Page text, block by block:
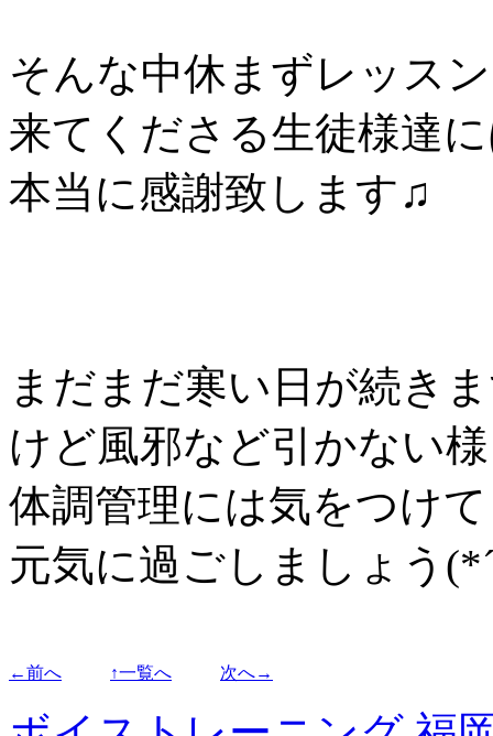
そんな中休まずレッス
来てくださる生徒様達
本当に感謝致します♫
まだまだ寒い日が続き
けど風邪など引かない様
体調管理には気をつけて
元気に過ごしましょう
←前へ ↑一覧へ 次へ→